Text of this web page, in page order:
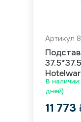
В
дней)
Артикул
11 773